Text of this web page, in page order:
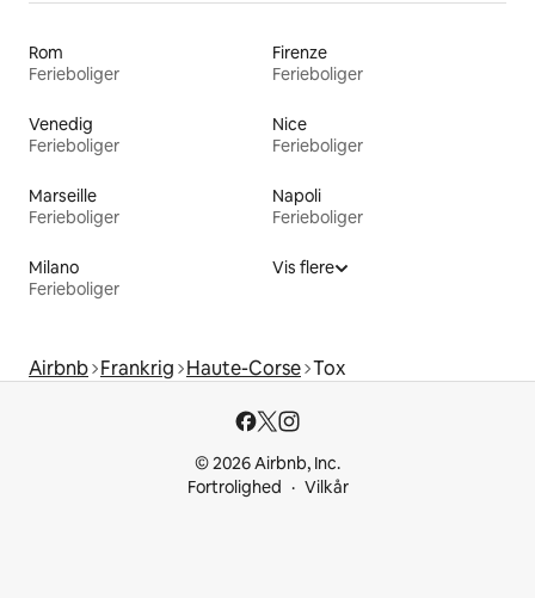
Rom
Ferieboliger
Firenze
Ferieboliger
Venedig
Ferieboliger
Nice
Ferieboliger
Marseille
Ferieboliger
Napoli
Ferieboliger
Milano
Ferieboliger
Vis flere
Airbnb Frankrig Haute-Corse Tox
© 2026 Airbnb, Inc.
Fortrolighed
Vilkår